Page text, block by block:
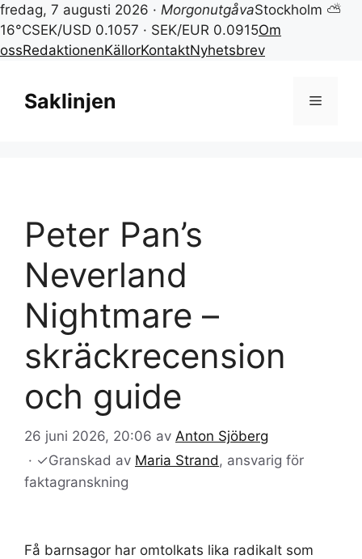
fredag, 7 augusti 2026 · MorgonutgåvaStockholm ⛅
16°CSEK/USD 0.1057 · SEK/EUR 0.0915Om
ossRedaktionenKällorKontaktNyhetsbrev
innehållSaklinjen Meny
Peter Pan’s
Neverland
Nightmare –
skräckrecension
och guide
26 juni 2026, 20:06 av Anton Sjöberg
· ✓Granskad av Maria Strand , ansvarig för
faktagranskning
Få barnsagor har omtolkats lika radikalt som